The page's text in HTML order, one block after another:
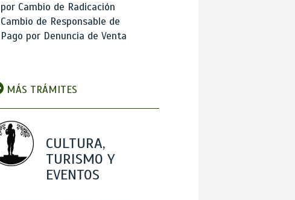
por Cambio de Radicación
Cambio de Responsable de
Pago por Denuncia de Venta
MÁS TRÁMITES
CULTURA,
TURISMO Y
EVENTOS